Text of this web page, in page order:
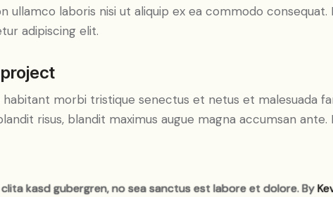
ullamco laboris nisi ut aliquip ex ea commodo
adipiscing elit.
morbi tristique senectus et netus et malesuada
risus, blandit maximus augue magna accumsan
kasd gubergren, no sea sanctus est labore et dolore. By